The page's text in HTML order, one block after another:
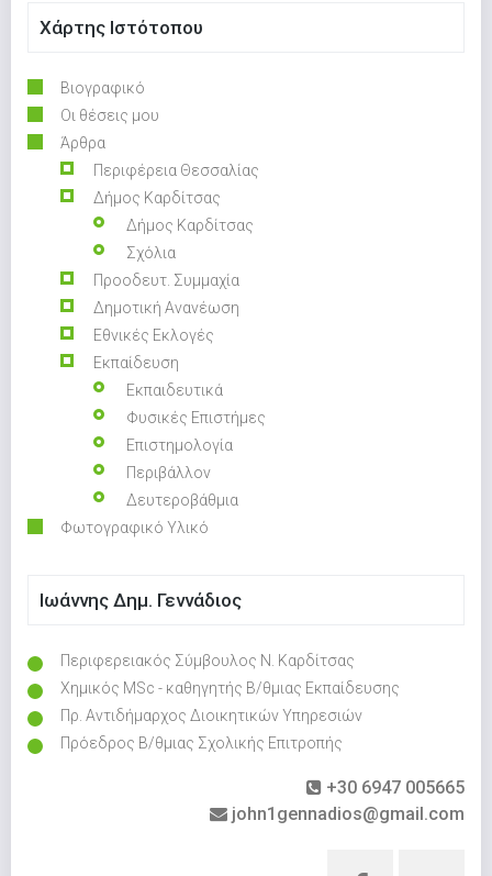
Χάρτης Ιστότοπου
Βιογραφικό
Οι θέσεις μου
Άρθρα
Περιφέρεια Θεσσαλίας
Δήμος Καρδίτσας
Δήμος Καρδίτσας
Σχόλια
Προοδευτ. Συμμαχία
Δημοτική Ανανέωση
Εθνικές Εκλογές
Εκπαίδευση
Εκπαιδευτικά
Φυσικές Επιστήμες
Επιστημολογία
Περιβάλλον
Δευτεροβάθμια
Φωτογραφικό Υλικό
Ιωάννης Δημ. Γεννάδιος
Περιφερειακός Σύμβουλος Ν. Καρδίτσας
Χημικός MSc - καθηγητής Β/θμιας Εκπαίδευσης
Πρ. Αντιδήμαρχος Διοικητικών Υπηρεσιών
Πρόεδρος Β/θμιας Σχολικής Επιτροπής
+30 6947 005665
john1gennadios@gmail.com